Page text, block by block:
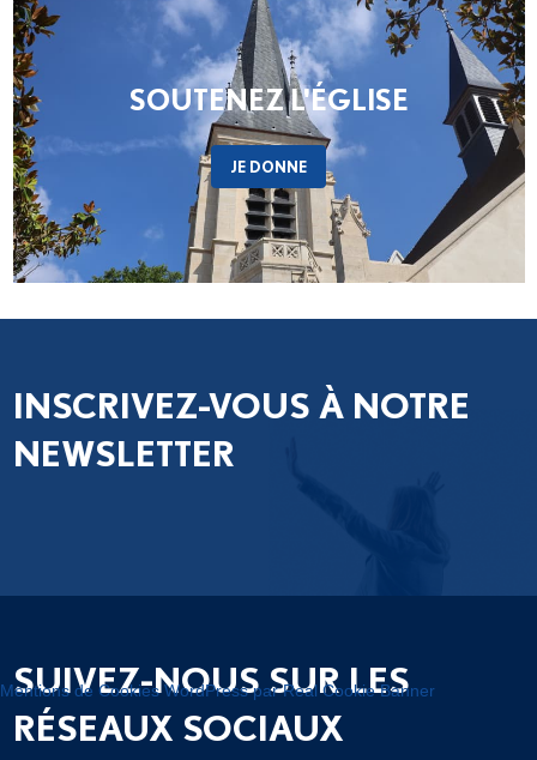
discernement, à partir des fruits de la phase
de consultation menée dans...
SOUTENEZ L'ÉGLISE
JE DONNE
INSCRIVEZ-VOUS À NOTRE
NEWSLETTER
SUIVEZ-NOUS SUR LES
RÉSEAUX SOCIAUX
Mentions de Cookies WordPress par Real Cookie Banner